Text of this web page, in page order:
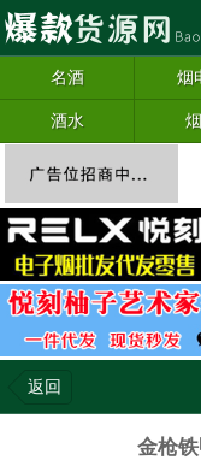
名酒 烟
酒水
返回
金枪